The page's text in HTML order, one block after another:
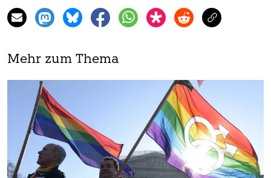
Mehr zum Thema